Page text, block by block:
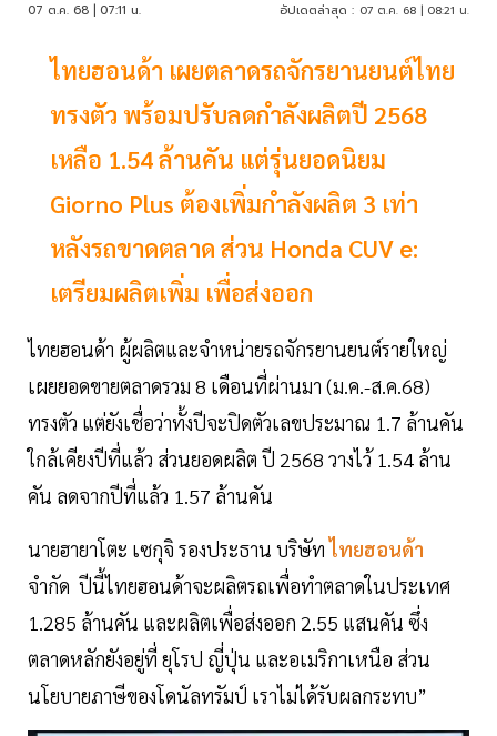
07 ต.ค. 68 | 07:11 น. อัปเดตล่าสุด : 07 ต.ค. 68 | 08:21 น.
ไทยฮอนด้า เผยตลาดรถจักรยานยนต์ไทย
ทรงตัว พร้อมปรับลดกำลังผลิตปี 2568
เหลือ 1.54 ล้านคัน แต่รุ่นยอดนิยม
Giorno Plus ต้องเพิ่มกำลังผลิต 3 เท่า
หลังรถขาดตลาด ส่วน Honda CUV e:
เตรียมผลิตเพิ่ม เพื่อส่งออก
ไทยฮอนด้า ผู้ผลิตและจำหน่ายรถจักรยานยนต์รายใหญ่
เผยยอดขายตลาดรวม 8 เดือนที่ผ่านมา (ม.ค.-ส.ค.68)
ทรงตัว แต่ยังเชื่อว่าทั้งปีจะปิดตัวเลขประมาณ 1.7 ล้านคัน
ใกล้เคียงปีที่แล้ว ส่วนยอดผลิต ปี 2568 วางไว้ 1.54 ล้าน
คัน ลดจากปีที่แล้ว 1.57 ล้านคัน
นายฮายาโตะ เซกุจิ รองประธาน บริษัทไทยฮอนด้า
จำกัด ปีนี้ไทยฮอนด้าจะผลิตรถเพื่อทำตลาดในประเทศ
1.285 ล้านคัน และผลิตเพื่อส่งออก 2.55 แสนคัน ซึ่ง
ตลาดหลักยังอยู่ที่ ยุโรป ญี่ปุ่น และอเมริกาเหนือ ส่วน
นโยบายภาษีของโดนัลทรัมป์ เราไม่ได้รับผลกระทบ”